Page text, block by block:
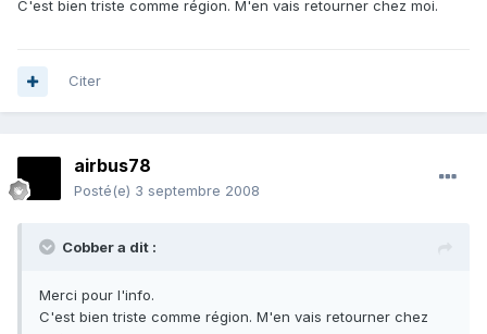
C'est bien triste comme région. M'en vais retourner chez moi.
Citer
airbus78
Posté(e) 3 septembre 2008
Cobber a dit :
Merci pour l'info.
C'est bien triste comme région. M'en vais retourner chez